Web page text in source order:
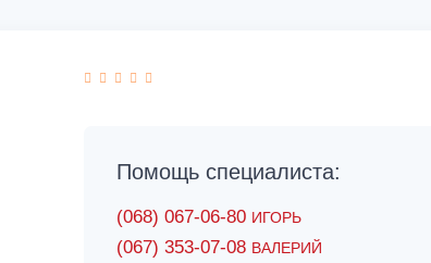
Помощь специалиста:
(068) 067-06-80 ИГОРЬ
(067) 353-07-08 ВАЛЕРИЙ